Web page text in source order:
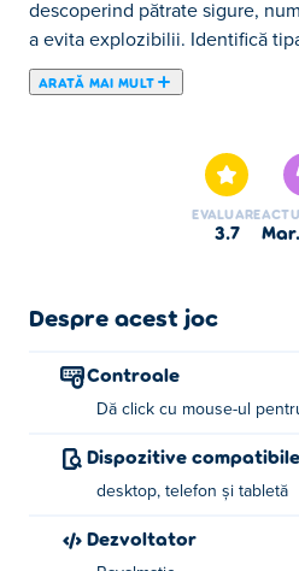
descoperind pătrate sigure,
a evita explozibilii. Identifică
ARATĂ MAI MULT
EVALUARE
3.7
Despre acest joc
Controale
Dă click cu mouse-ul
Dispozitive compatibile
desktop, telefon și tabletă
Dezvoltator